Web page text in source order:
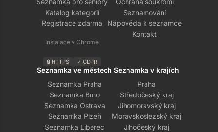
Seznamka pro seniory
Katalog kategorií
Registrace zdarma
Instalace v Chrome
🔒 HTTPS ✓ GDPR
Ochrana soukromí
Seznamování
Nápověda k seznamce
Kontakt
Seznamka ve městech
Seznamka Praha
Seznamka Brno
Seznamka Ostrava
Seznamka Plzeň
Seznamka Liberec
Seznamka v krajích
Praha
Středočeský kraj
Jihomoravský kraj
Moravskoslezský kraj
Jihočeský kraj